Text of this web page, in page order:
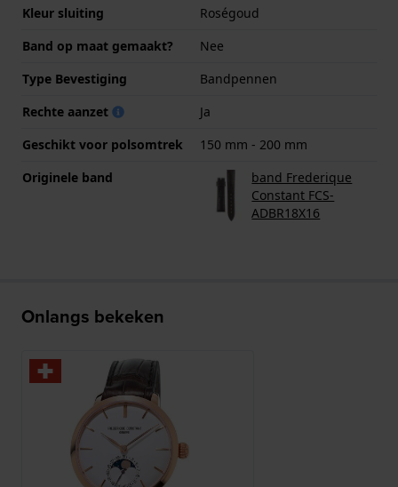
Kleur sluiting
Roségoud
Band op maat gemaakt?
Nee
Type Bevestiging
Bandpennen
Rechte aanzet
Ja
Geschikt voor polsomtrek
150 mm - 200 mm
Originele band
band Frederique
Constant FCS-
ADBR18X16
Onlangs bekeken